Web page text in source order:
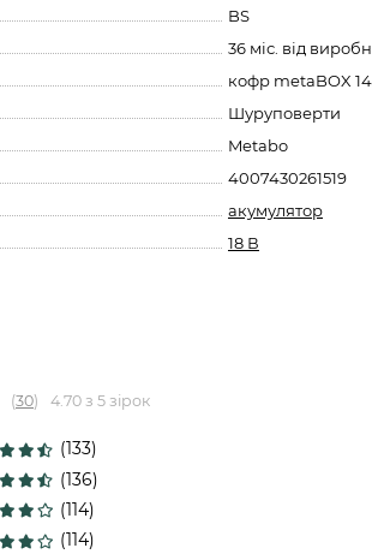
BS
36 міс. від
кофр metaBOX
Шуруповерти
Metabo
4007430261519
акумулятор
18 В
(30) 4.70 з 5 зірок
(133)
(136)
(114)
(114)